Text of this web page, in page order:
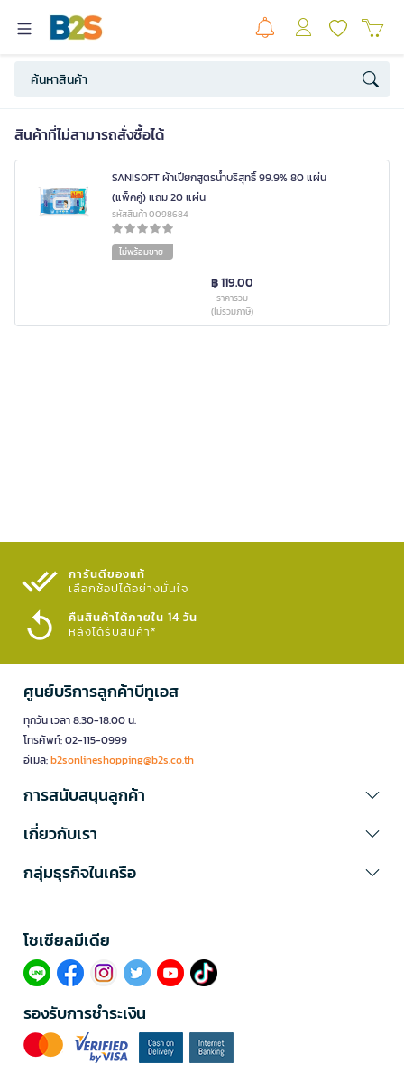
สินค้าที่ไม่สามารถสั่งซื้อได้
SANISOFT ผ้าเปียกสูตรน้ำบริสุทธิ์ 99.9% 80 แผ่น
(แพ็คคู่) แถม 20 แผ่น
รหัสสินค้า 0098684
ไม่พร้อมขาย
฿ 119.00
ราคารวม
(ไม่รวมภาษี)
การันตีของแท้
เลือกช้อปได้อย่างมั่นใจ​
คืนสินค้าได้ภายใน 14 วัน
หลังได้รับสินค้า*
ศูนย์บริการลูกค้าบีทูเอส
ทุกวัน เวลา 8.30-18.00 น.
โทรศัพท์: 02-115-0999
อีเมล:b2sonlineshopping@b2s.co.th
การสนับสนุนลูกค้า
เกี่ยวกับเรา
กลุ่มธุรกิจในเครือ
โซเซียลมีเดีย​
รองรับการชำระเงิน